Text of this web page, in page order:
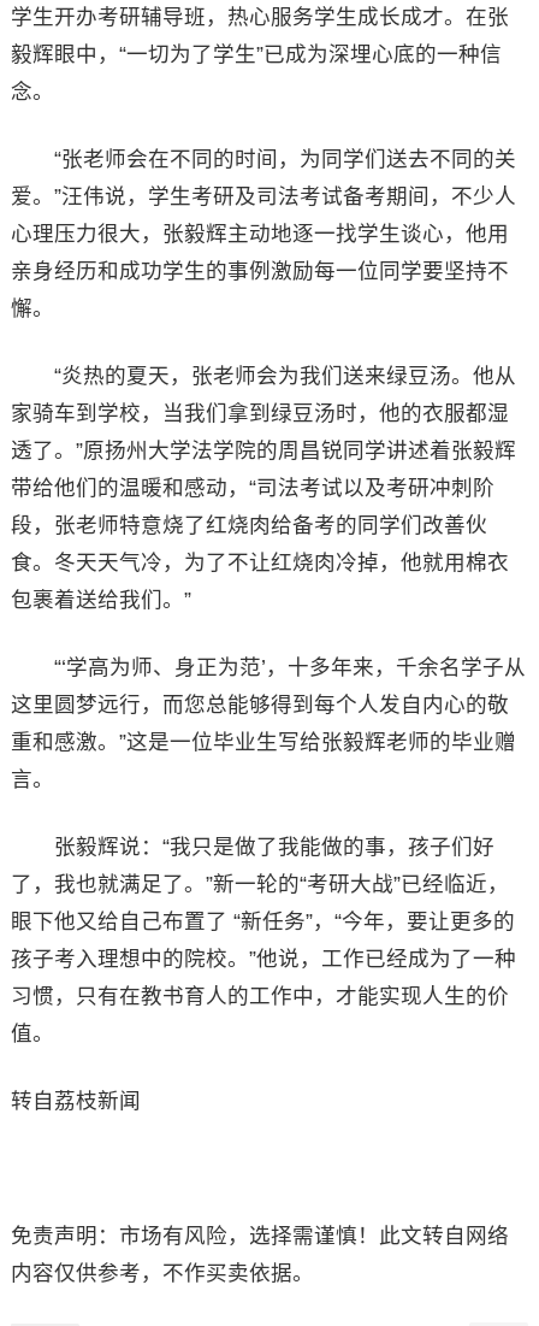
学生开办考研辅导班，热心服务学生成长成才。在张
毅辉眼中，“一切为了学生”已成为深埋心底的一种信
念。
“张老师会在不同的时间，为同学们送去不同的关
爱。”汪伟说，学生考研及司法考试备考期间，不少人
心理压力很大，张毅辉主动地逐一找学生谈心，他用
亲身经历和成功学生的事例激励每一位同学要坚持不
懈。
“炎热的夏天，张老师会为我们送来绿豆汤。他从
家骑车到学校，当我们拿到绿豆汤时，他的衣服都湿
透了。”原扬州大学法学院的周昌锐同学讲述着张毅辉
带给他们的温暖和感动，“司法考试以及考研冲刺阶
段，张老师特意烧了红烧肉给备考的同学们改善伙
食。冬天天气冷，为了不让红烧肉冷掉，他就用棉衣
包裹着送给我们。”
“‘学高为师、身正为范’，十多年来，千余名学子从
这里圆梦远行，而您总能够得到每个人发自内心的敬
重和感激。”这是一位毕业生写给张毅辉老师的毕业赠
言。
张毅辉说：“我只是做了我能做的事，孩子们好
了，我也就满足了。”新一轮的“考研大战”已经临近，
眼下他又给自己布置了 “新任务”，“今年，要让更多的
孩子考入理想中的院校。”他说，工作已经成为了一种
习惯，只有在教书育人的工作中，才能实现人生的价
值。
转自荔枝新闻
免责声明：市场有风险，选择需谨慎！此文转自网络
内容仅供参考，不作买卖依据。